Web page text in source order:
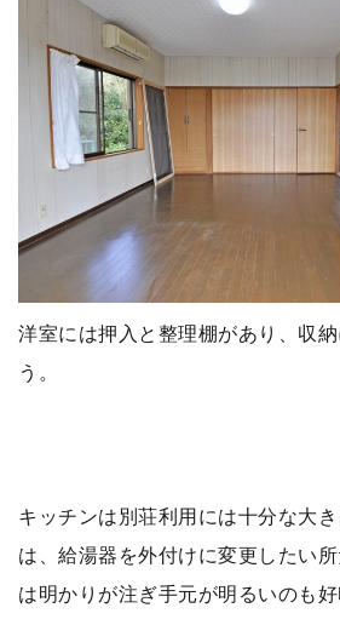
洋室には押入と整理棚があり、収
う。
キッチンは別荘利用には十分な大
は、給湯器を外付けに変更したい
は明かりが注ぎ手元が明るいのも好